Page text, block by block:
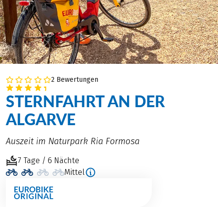
2 Bewertungen
STERNFAHRT AN DER
ALGARVE
Auszeit im Naturpark Ria Formosa
7 Tage / 6 Nächte
Mittel